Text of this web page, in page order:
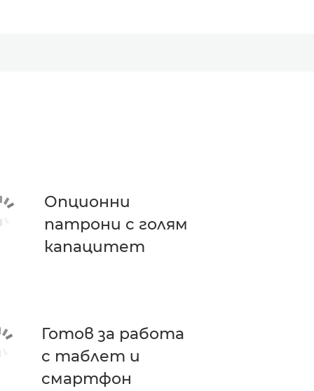
Опционни
патрони с голям
капацитет
Готов за работа
с таблет и
смартфон